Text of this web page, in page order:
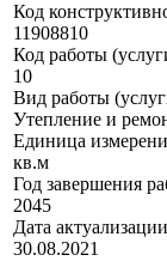
Код
11908810
Код работы
10
Вид работы
Утепление и
Единица
кв.м
Год завершения
2045
Дата
30.08.2021